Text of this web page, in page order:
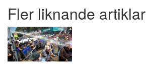
Fler liknande artiklar